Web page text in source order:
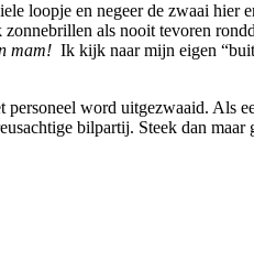
loopje en negeer de zwaai
als nooit tevoren
mam! Ik kijk naar mijn eigen
personeel word uitgezwaaid. Als
bilpartij. Steek dan